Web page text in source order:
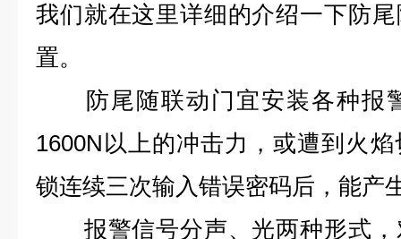
我们就在这里详细的介绍一下防
置。
防尾随联动门宜安装各种报
1600N以上的冲击力，或遭到火
锁连续三次输入错误密码后，能产
报警信号分声、光两种形式，